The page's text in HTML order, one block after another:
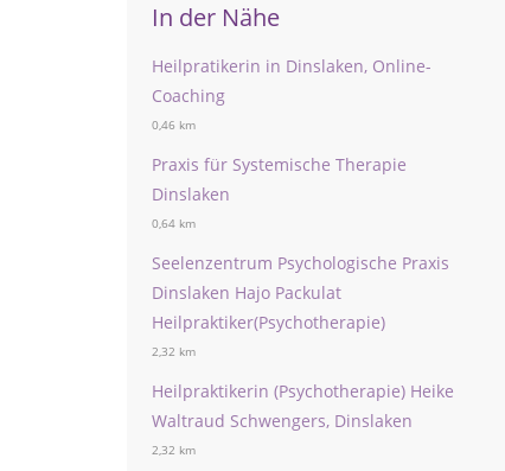
In der Nähe
Heilpratikerin in Dinslaken, Online-
Coaching
0,46 km
Praxis für Systemische Therapie
Dinslaken
0,64 km
Seelenzentrum Psychologische Praxis
Dinslaken Hajo Packulat
Heilpraktiker(Psychotherapie)
2,32 km
Heilpraktikerin (Psychotherapie) Heike
Waltraud Schwengers, Dinslaken
2,32 km